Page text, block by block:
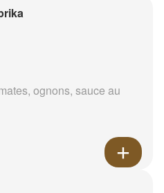
ognons, sauce au